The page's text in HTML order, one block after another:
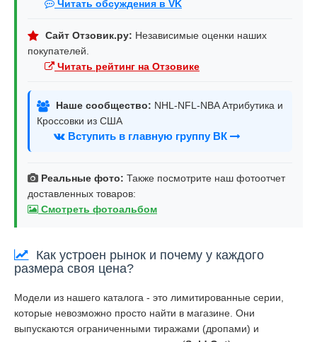
Читать обсуждения в VK
Сайт Отзовик.ру: Независимые оценки наших
покупателей.
Читать рейтинг на Отзовике
Наше сообщество: NHL-NFL-NBA Атрибутика и
Кроссовки из США
Вступить в главную группу ВК
Реальные фото: Также посмотрите наш фотоотчет
доставленных товаров:
Смотреть фотоальбом
Как устроен рынок и почему у каждого
размера своя цена?
Модели из нашего каталога - это лимитированные серии,
которые невозможно просто найти в магазине. Они
выпускаются ограниченными тиражами (дропами) и